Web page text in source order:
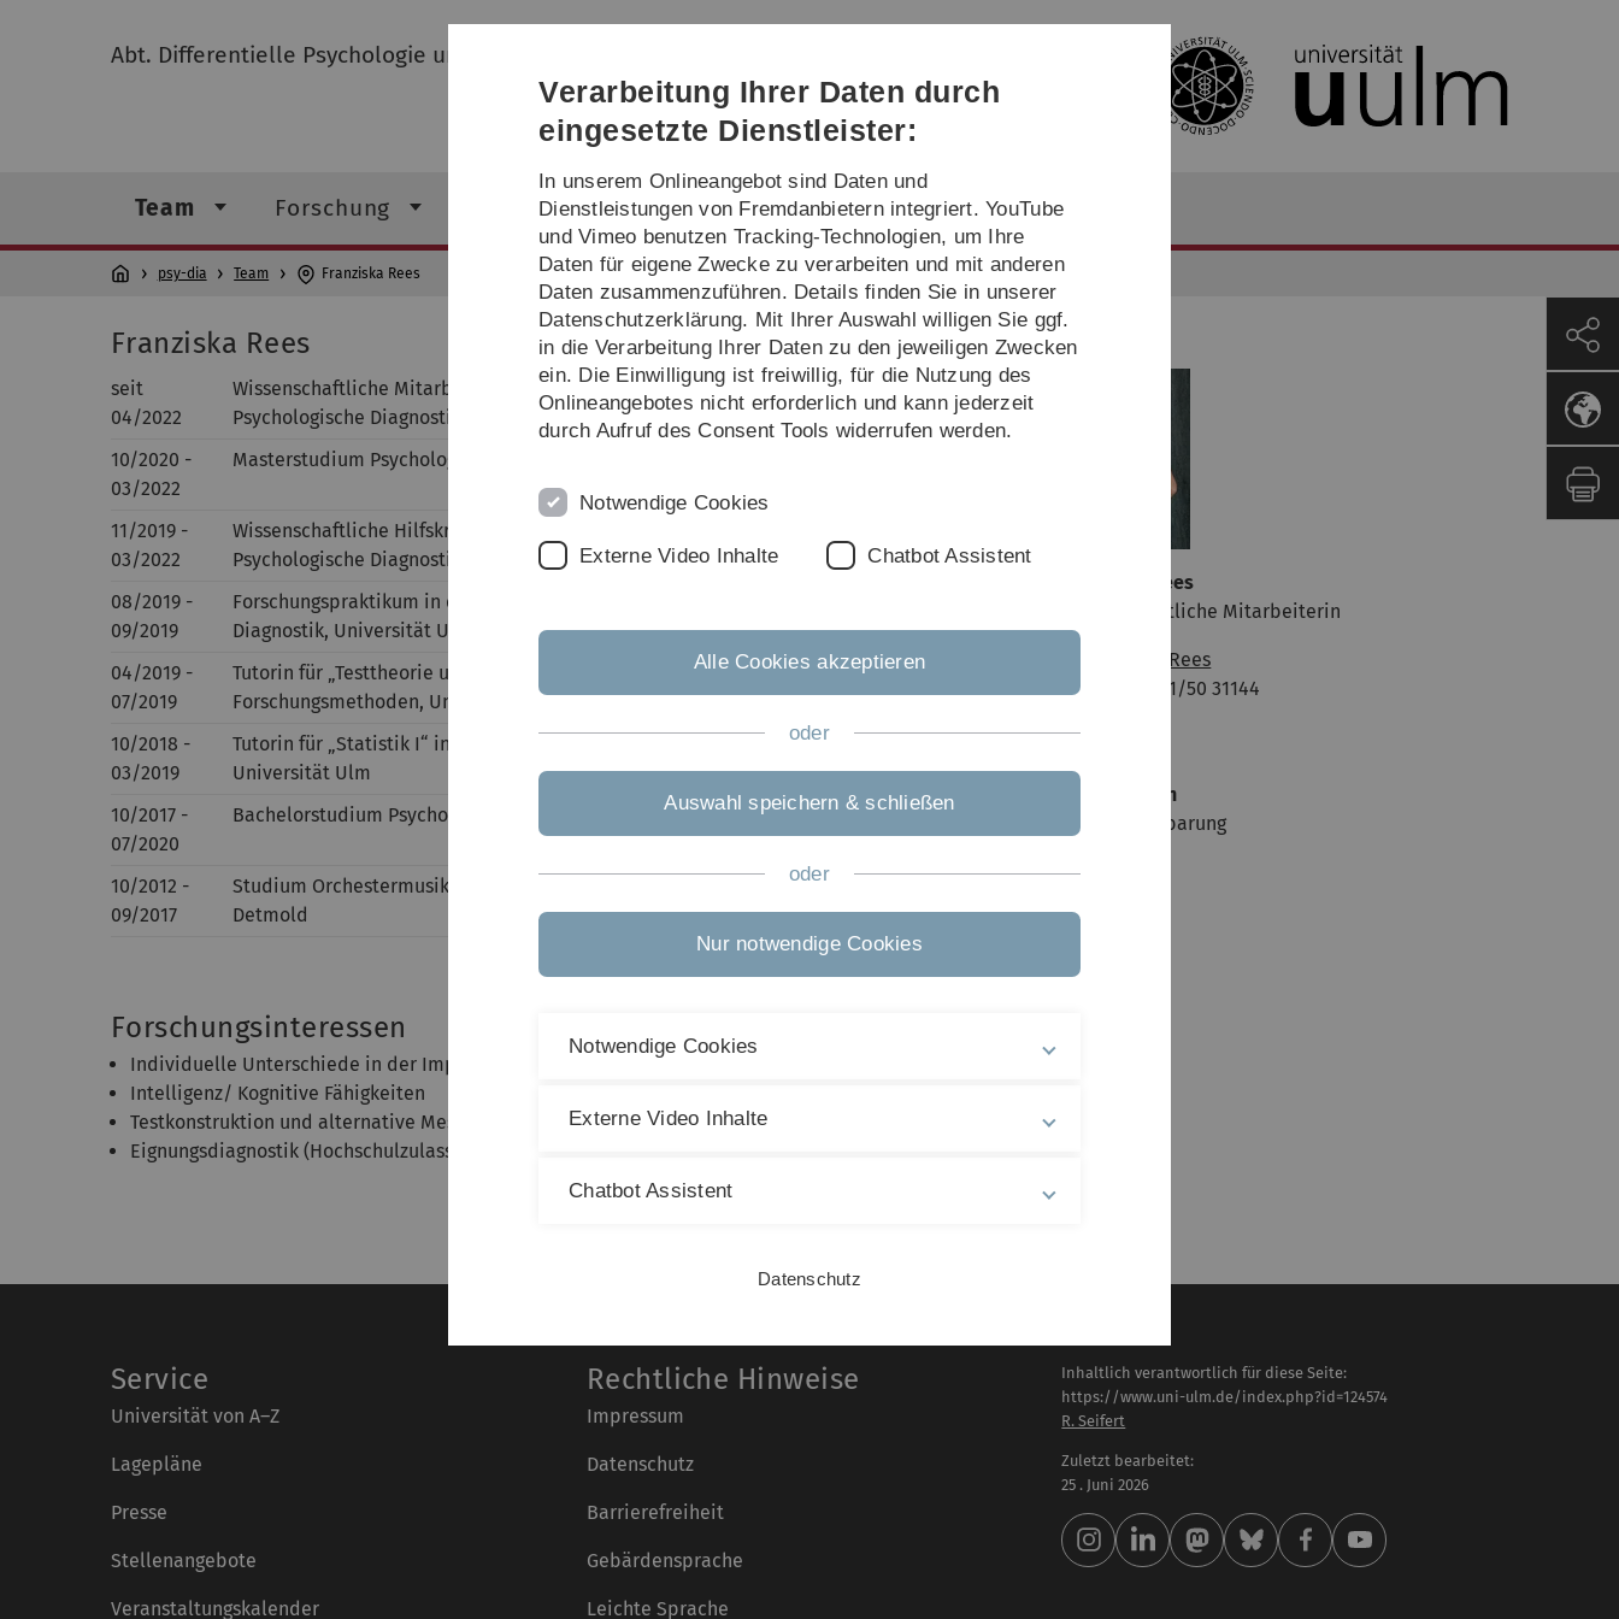
Direkt
Direkt
Direkt
(Sprache,
Drucken,
Social
Direkt
Direkt
Abt. Differentielle Psychologie und Psychologische Diagnostik
Team Forschung Publikationen
psy-dia Team Franziska Rees
Franziska Rees
seit
04/2022
Wissenschaftliche Mitarbeiterin in der Abteilung Differentielle Psychologie und
Psychologische Diagnostik, Universität Ulm
10/2020 -
03/2022
Masterstudium Psychologie (M.Sc.), Universität Ulm
11/2019 -
03/2022
Wissenschaftliche Hilfskraft in der Abteilung Differentielle Psychologie und
Psychologische Diagnostik, Universität Ulm
08/2019 -
09/2019
Forschungspraktikum in der Abteilung Differentielle Psychologie und Psychologische
Diagnostik, Universität Ulm
04/2019 -
07/2019
Tutorin für „Testtheorie und Versuchsplanung“ in der Abteilung Psychologische
Forschungsmethoden, Universität Ulm
10/2018 -
03/2019
Tutorin für „Statistik I“ in der Abteilung Psychologische Forschungsmethoden,
Universität Ulm
10/2017 -
07/2020
Bachelorstudium Psychologie (B.Sc.), Universität Ulm
10/2012 -
09/2017
Studium Orchestermusik mit Hauptfach Violoncello an der Hochschule für Musik
Detmold
Kontakt
Franziska Rees
Wissenschaftliche Mitarbeiterin
Franziska Rees
☎ +49-(0)731/50 31144
Sprechzeiten
nach Vereinbarung
Forschungsinteressen
Individuelle Unterschiede in der Impfbereitschaft
Intelligenz/ Kognitive Fähigkeiten
Testkonstruktion und alternative Messverfahren
Eignungsdiagnostik (Hochschulzulassung)
Service
Universität von A–Z
Lagepläne
Presse
Stellenangebote
Veranstaltungskalender
Rechtliche Hinweise
Impressum
Datenschutz
Barrierefreiheit
Gebärdensprache
Leichte Sprache
Inhaltlich verantwortlich für diese Seite:
https://www.uni-ulm.de/index.php?id=124574
R. Seifert
Zuletzt bearbeitet:
25 . Juni 2026
Verarbeitung Ihrer Daten durch
eingesetzte Dienstleister:
In unserem Onlineangebot sind Daten und
Dienstleistungen von Fremdanbietern integriert. YouTube
und Vimeo benutzen Tracking-Technologien, um Ihre
Daten für eigene Zwecke zu verarbeiten und mit anderen
Daten zusammenzuführen. Details finden Sie in unserer
Datenschutzerklärung. Mit Ihrer Auswahl willigen Sie ggf.
in die Verarbeitung Ihrer Daten zu den jeweiligen Zwecken
ein. Die Einwilligung ist freiwillig, für die Nutzung des
Onlineangebotes nicht erforderlich und kann jederzeit
durch Aufruf des Consent Tools widerrufen werden.
Notwendige Cookies
Externe Video Inhalte Chatbot Assistent
Alle Cookies akzeptieren
oder
Auswahl speichern & schließen
oder
Nur notwendige Cookies
Notwendige Cookies
Externe Video Inhalte
Chatbot Assistent
Datenschutz